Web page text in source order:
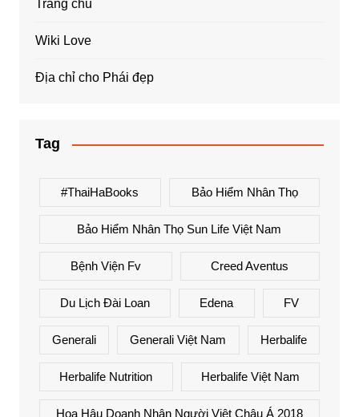
Trang chủ
Wiki Love
Địa chỉ cho Phái đẹp
Tag
#ThaiHaBooks Bảo Hiểm Nhân Thọ
Bảo Hiểm Nhân Thọ Sun Life Việt Nam
Bệnh Viện Fv Creed Aventus
Du Lịch Đài Loan Edena FV
Generali Generali Việt Nam Herbalife
Herbalife Nutrition Herbalife Việt Nam
Hoa Hậu Doanh Nhân Người Việt Châu Á 2018